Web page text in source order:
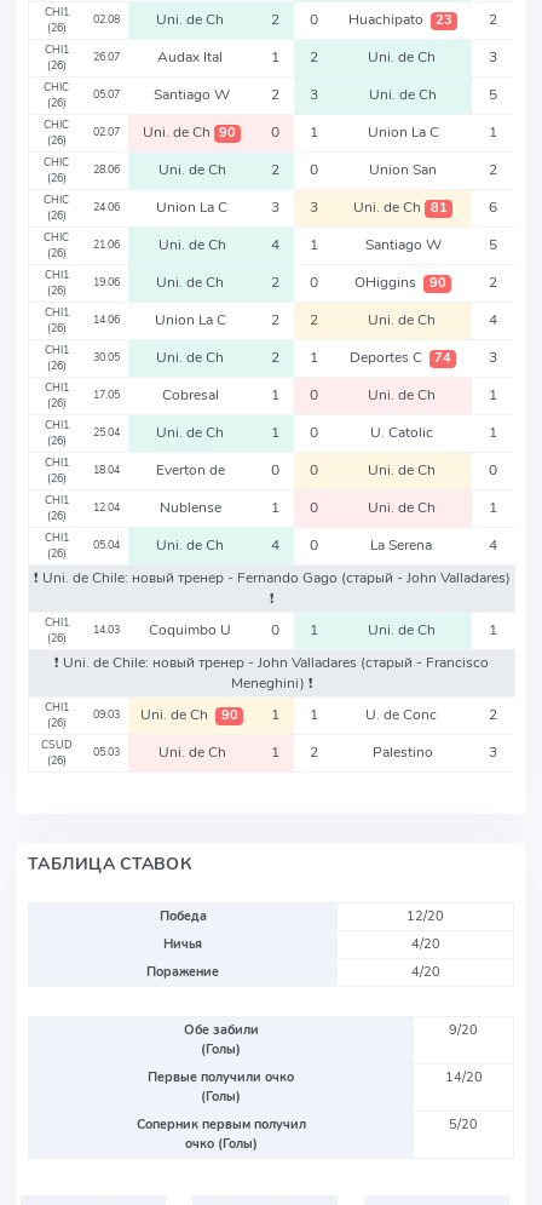
CHI1
(26)
02.08 Uni. de Ch 2 0 Huachipato 23 2
CHI1
(26)
26.07 Audax Ital 1 2 Uni. de Ch 3
CHIC
(26)
05.07 Santiago W 2 3 Uni. de Ch 5
CHIC
(26)
02.07 Uni. de Ch 90 0 1 Union La C 1
CHIC
(26)
28.06 Uni. de Ch 2 0 Union San 2
CHIC
(26)
24.06 Union La C 3 3 Uni. de Ch 81 6
CHIC
(26)
21.06 Uni. de Ch 4 1 Santiago W 5
CHI1
(26)
19.06 Uni. de Ch 2 0 OHiggins 90 2
CHI1
(26)
14.06 Union La C 2 2 Uni. de Ch 4
CHI1
(26)
30.05 Uni. de Ch 2 1 Deportes C 74 3
CHI1
(26)
17.05 Cobresal 1 0 Uni. de Ch 1
CHI1
(26)
25.04 Uni. de Ch 1 0 U. Catolic 1
CHI1
(26)
18.04 Everton de 0 0 Uni. de Ch 0
CHI1
(26)
12.04 Nublense 1 0 Uni. de Ch 1
CHI1
(26)
05.04 Uni. de Ch 4 0 La Serena
4
❗️ Uni. de Chile: новый тренер - Fernando Gago (старый - John Valladares)
❗️
CHI1
(26)
14.03 Coquimbo U 0 1 Uni. de Ch
1
❗️ Uni. de Chile: новый тренер - John Valladares (старый - Francisco
Meneghini) ❗️
CHI1
(26)
09.03 Uni. de Ch 90 1 1 U. de Conc 2
CSUD
(26)
05.03 Uni. de Ch 1 2 Palestino 3
ТАБЛИЦА СТАВОК
Победа
12/20
Ничья
4/20
Поражение
4/20
Обе забили
(Голы)
9/20
Первые получили очко
(Голы)
14/20
Соперник первым получил
очко (Голы)
5/20